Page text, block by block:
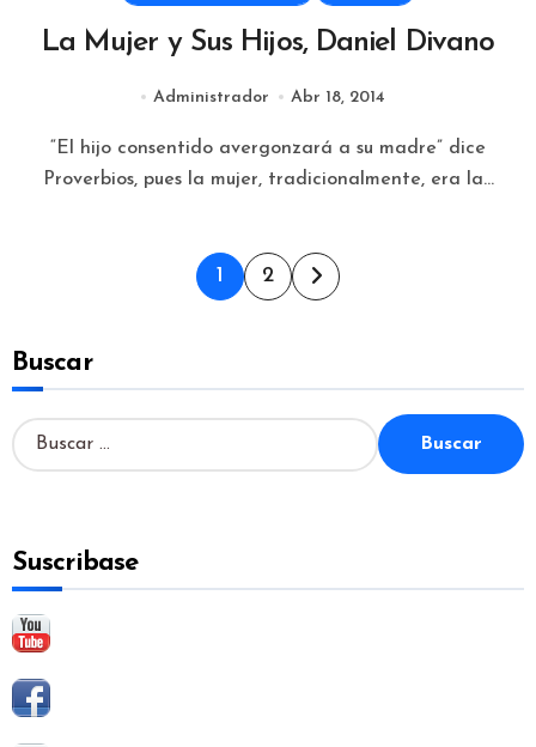
La Mujer y Sus Hijos, Daniel Divano
Administrador Abr 18, 2014
“El hijo consentido avergonzará a su madre” dice
Proverbios, pues la mujer, tradicionalmente, era la...
Paginación
entradas
1 2
Buscar
B
u
r
:
Suscribase